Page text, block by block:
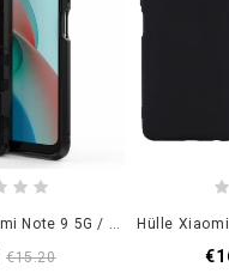
Hülle Xiaomi Redmi Note 9 5G / Note 9T 5G Schwarz Widerstandsfähiger Ring
€15.20